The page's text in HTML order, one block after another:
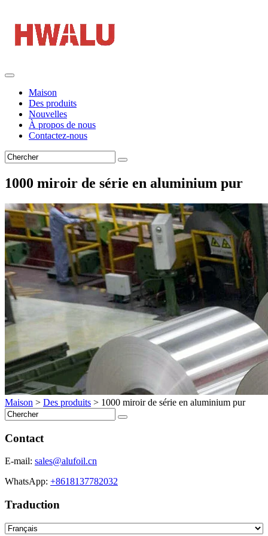
Maison
Des produits
Nouvelles
À propos de nous
Contactez-nous
1000 miroir de série en aluminium pur
Maison > Des produits > 1000 miroir de série en aluminium pur
Contact
E-mail: sales@alufoil.cn
WhatsApp: +8618137782032
Traduction